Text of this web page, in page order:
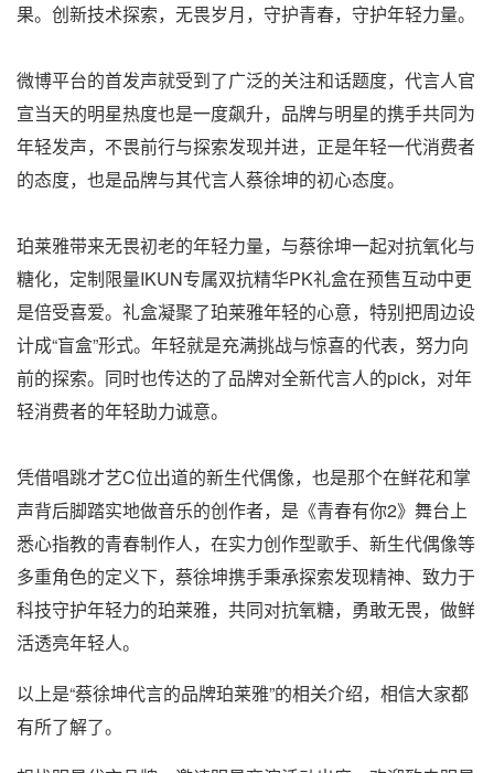
果。创新技术探索，无畏岁月，守护青春，守护年轻力量。
微博平台的首发声就受到了广泛的关注和话题度，代言人官
宣当天的明星热度也是一度飙升，品牌与明星的携手共同为
年轻发声，不畏前行与探索发现并进，正是年轻一代消费者
的态度，也是品牌与其代言人蔡徐坤的初心态度。
珀莱雅带来无畏初老的年轻力量，与蔡徐坤一起对抗氧化与
糖化，定制限量IKUN专属双抗精华PK礼盒在预售互动中更
是倍受喜爱。礼盒凝聚了珀莱雅年轻的心意，特别把周边设
计成“盲盒”形式。年轻就是充满挑战与惊喜的代表，努力向
前的探索。同时也传达的了品牌对全新代言人的pick，对年
轻消费者的年轻助力诚意。
凭借唱跳才艺C位出道的新生代偶像，也是那个在鲜花和掌
声背后脚踏实地做音乐的创作者，是《青春有你2》舞台上
悉心指教的青春制作人，在实力创作型歌手、新生代偶像等
多重角色的定义下，蔡徐坤携手秉承探索发现精神、致力于
科技守护年轻力的珀莱雅，共同对抗氧糖，勇敢无畏，做鲜
活透亮年轻人。
以上是“蔡徐坤代言的品牌珀莱雅”的相关介绍，相信大家都
有所了解了。